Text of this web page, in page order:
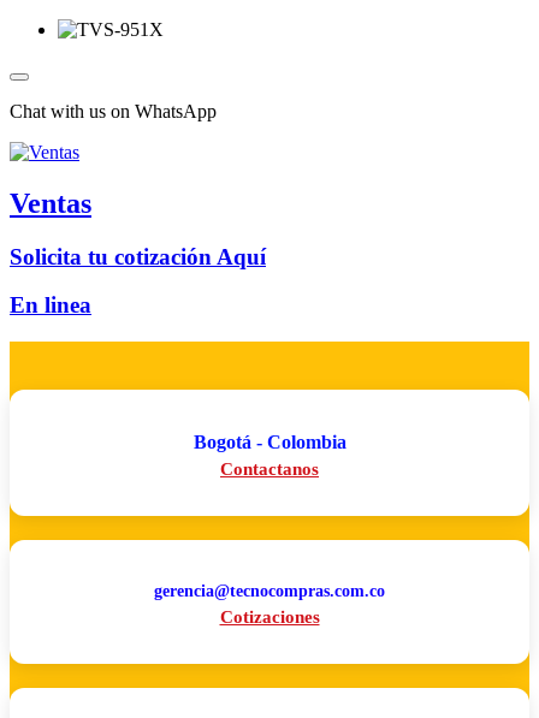
Chat with us on WhatsApp
Ventas
Solicita tu cotización Aquí
En linea
Bogotá - Colombia
Contactanos
gerencia@tecnocompras.com.co
Cotizaciones